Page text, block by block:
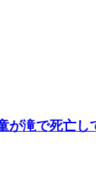
が滝で死亡